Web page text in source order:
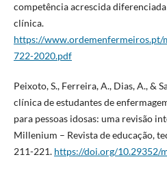
competência acrescida
clínica.
https://www.ordemenfermeiros.pt/
722-2020.pdf
Peixoto, S., Ferreira, A., Dias, A., &
clínica de estudantes de
para pessoas idosas: uma revisão
Millenium – Revista de educação,
211-221. https://doi.org/10.29352/